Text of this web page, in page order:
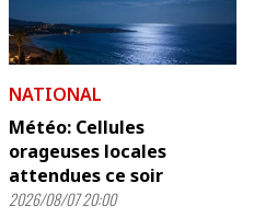
NATIONAL
Météo: Cellules
orageuses locales
attendues ce soir
2026/08/07 20:00